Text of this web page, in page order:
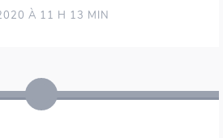
À 11 H 13 MIN